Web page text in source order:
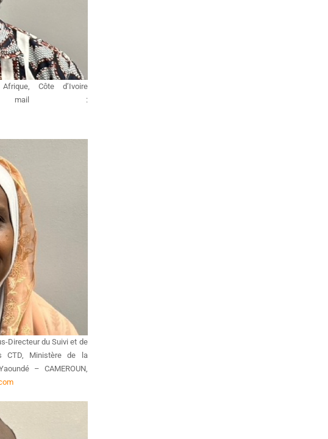
Côte d’Ivoire
– mail :
Directeur du Suivi et de
CTD, Ministère de la
– CAMEROUN,